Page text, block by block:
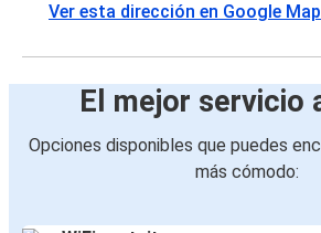
Ver esta dirección en Google
El mejor servicio
Opciones disponibles que puedes
más cómodo: